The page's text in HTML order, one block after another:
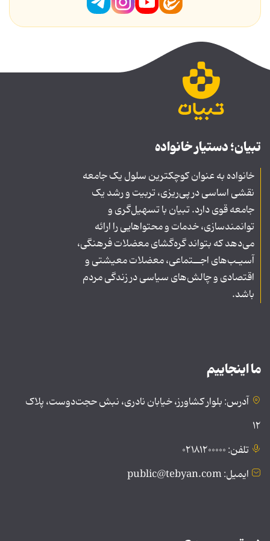
تبیان؛ دستیار خانواده
خانواده به عنوان کوچکترین سلول یک جامعه
نقشی اساسی در پی‌ریزی، تربیت و رشد یک
جامعه قوی دارد. تبیان با تسهیل‌گری و
توانمندسازی، خدمات و محتواهایی را ارائه
می‌دهد که بتواند گره‌گشای معضلات فرهنگی،
آسیـب‌های اجــتماعی، معضلات معیشتی و
اقتصادی و چالش‌های سیاسی در زندگی مردم
باشد.
ما اینجاییم
آدرس: بلوار کشاورز، خیابان نادری، نبش حجت‌دوست، پلاک
۱۲
تلفن: ۰۲۱۸۱۲۰۰۰۰۰
ایمیل: public@tebyan.com